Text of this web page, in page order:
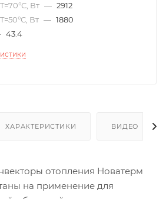
Вт — 2912
Вт — 1880
43.4
ХАРАКТЕРИСТИКИ ВИДЕО (6)
отопления Новатерм
на применение для